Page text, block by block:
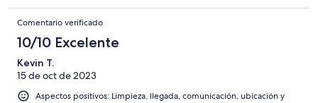
Comentario verificado
10/10 Excelente
Kevin T.
15 de oct de 2023
Aspectos positivos: Limpieza, llegada, comunicación, ubicación y